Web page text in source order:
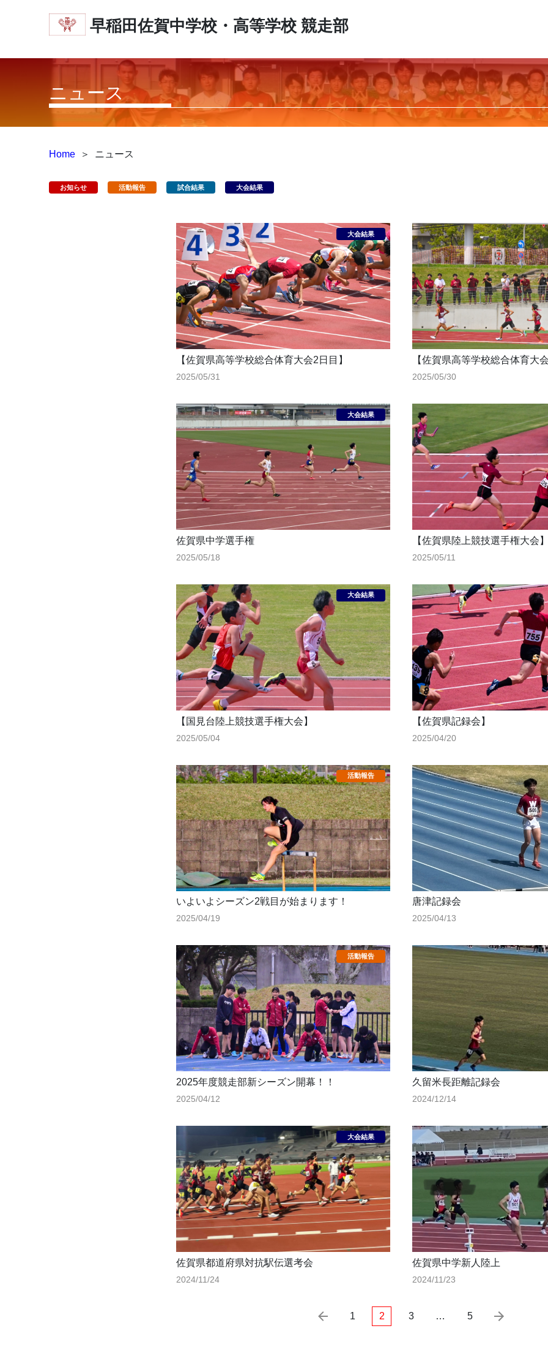
早稲田佐賀中学校・高等学校 競走部
ニュース
Home ＞ ニュース
【佐賀県高等学校総合体育大会2日目】
2025/05/31
【佐賀県高等学校総合体育大
2025/05/30
佐賀県中学選手権
2025/05/18
【佐賀県陸上競技選手権大会
2025/05/11
【国見台陸上競技選手権大会】
2025/05/04
【佐賀県記録会】
2025/04/20
いよいよシーズン2戦目が始まります！
2025/04/19
唐津記録会
2025/04/13
2025年度競走部新シーズン開幕！！
2025/04/12
久留米長距離記録会
2024/12/14
佐賀県都道府県対抗駅伝選考会
2024/11/24
佐賀県中学新人陸上
2024/11/23
1 2 3 … 5